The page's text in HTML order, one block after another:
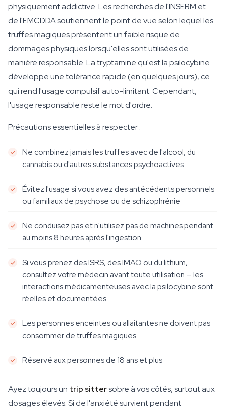
physiquement addictive. Les recherches de l'INSERM et
de l'EMCDDA soutiennent le point de vue selon lequel les
truffes magiques présentent un faible risque de
dommages physiques lorsqu'elles sont utilisées de
manière responsable. La tryptamine qu'est la psilocybine
développe une tolérance rapide (en quelques jours), ce
qui rend l'usage compulsif auto-limitant. Cependant,
l'usage responsable reste le mot d'ordre.
Précautions essentielles à respecter :
Ne combinez jamais les truffes avec de l'alcool, du
cannabis ou d'autres substances psychoactives
Évitez l'usage si vous avez des antécédents personnels
ou familiaux de psychose ou de schizophrénie
Ne conduisez pas et n'utilisez pas de machines pendant
au moins 8 heures après l'ingestion
Si vous prenez des ISRS, des IMAO ou du lithium,
consultez votre médecin avant toute utilisation — les
interactions médicamenteuses avec la psilocybine sont
réelles et documentées
Les personnes enceintes ou allaitantes ne doivent pas
consommer de truffes magiques
Réservé aux personnes de 18 ans et plus
Ayez toujours un trip sittersobre à vos côtés, surtout aux
dosages élevés. Si de l'anxiété survient pendant